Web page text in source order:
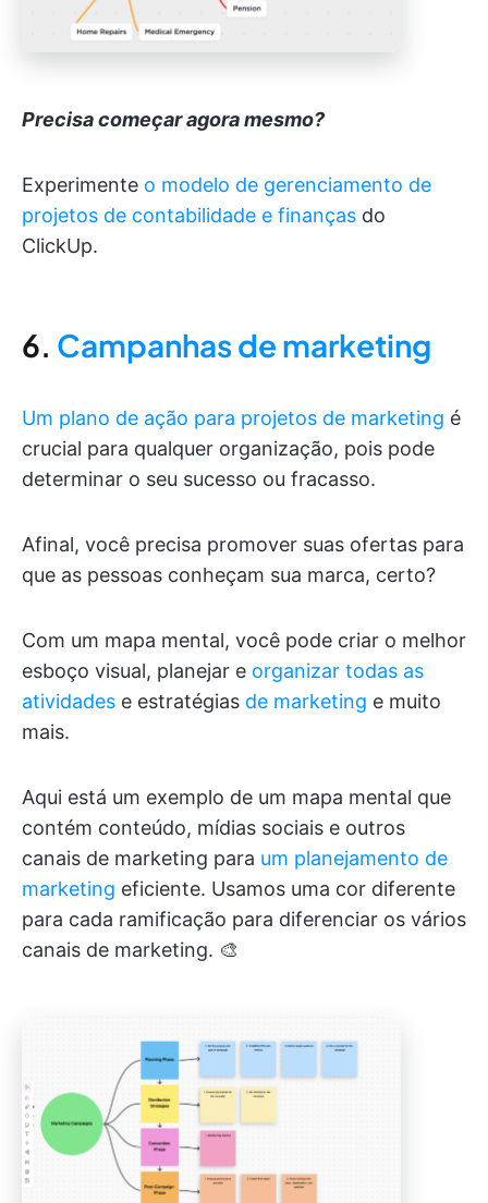
Precisa começar agora mesmo?
Experimente o modelo de gerenciamento de
projetos de contabilidade e finanças do
ClickUp.
6. Campanhas de marketing
Um plano de ação para projetos de marketing é
crucial para qualquer organização, pois pode
determinar o seu sucesso ou fracasso.
Afinal, você precisa promover suas ofertas para
que as pessoas conheçam sua marca, certo?
Com um mapa mental, você pode criar o melhor
esboço visual, planejar e organizar todas as
atividades e estratégias de marketing e muito
mais.
Aqui está um exemplo de um mapa mental que
contém conteúdo, mídias sociais e outros
canais de marketing para um planejamento de
marketing eficiente. Usamos uma cor diferente
para cada ramificação para diferenciar os vários
canais de marketing. 🎨